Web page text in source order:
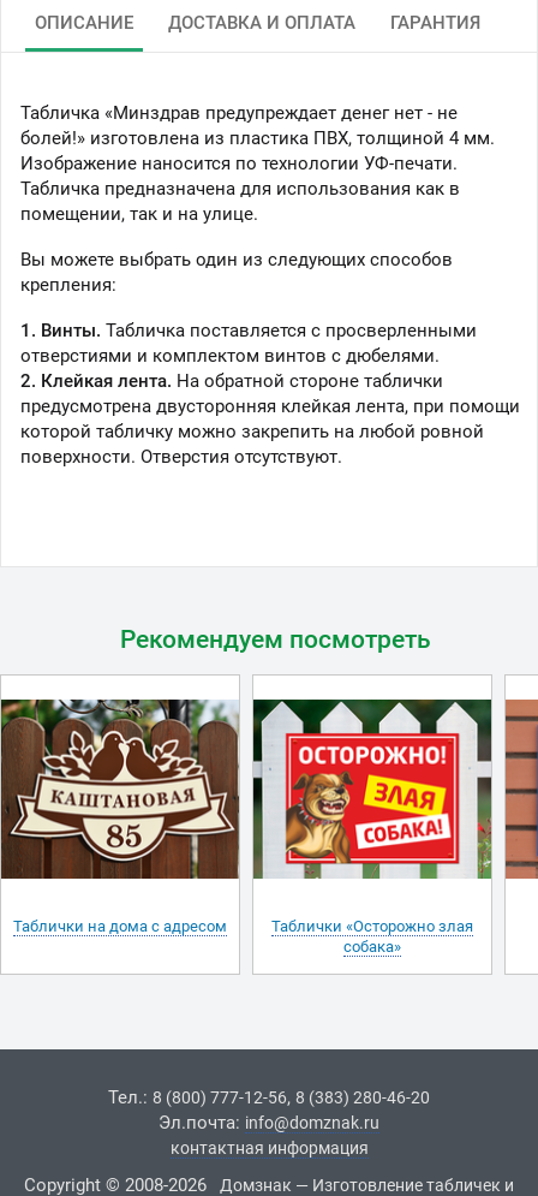
ОПИСАНИЕ ДОСТАВКА И ОПЛАТА ГАРАНТИЯ
Табличка «Минздрав предупреждает денег нет - не
болей!» изготовлена из пластика ПВХ, толщиной 4 мм.
Изображение наносится по технологии УФ-печати.
Табличка предназначена для использования как в
помещении, так и на улице.
Вы можете выбрать один из следующих способов
крепления:
1. Винты. Табличка поставляется с просверленными
отверстиями и комплектом винтов с дюбелями.
2. Клейкая лента. На обратной стороне таблички
предусмотрена двусторонняя клейкая лента, при помощи
которой табличку можно закрепить на любой ровной
поверхности. Отверстия отсутствуют.
Рекомендуем посмотреть
Таблички на дома с адресом
Таблички «Осторожно злая
собака»
Тел.: 8 (800) 777-12-56, 8 (383) 280-46-20
Эл.почта: info@domznak.ru
контактная информация
Copyright © 2008-2026 Домзнак — Изготовление табличек и